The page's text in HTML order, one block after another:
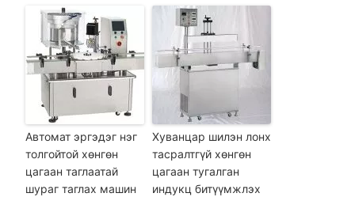
Автомат эргэдэг нэг
толгойтой хөнгөн
цагаан таглаатай
шураг таглах машин
Хуванцар шилэн лонх
тасралтгүй хөнгөн
цагаан тугалган
индукц битүүмжлэх